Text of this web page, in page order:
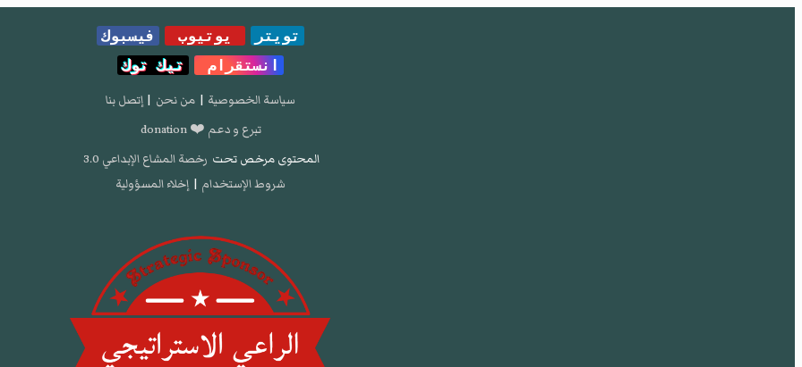
تويتر يوتيوب
فيسبوك
انستقرام
تيك توك
سياسة الخصوصية | من نحن | إتصل بنا
تبرع و دعم ❤️ donation
المحتوى مرخص تحت رخصة المشاع الإبداعي 3.0
شروط الإستخدام | إخلاء المسؤولية